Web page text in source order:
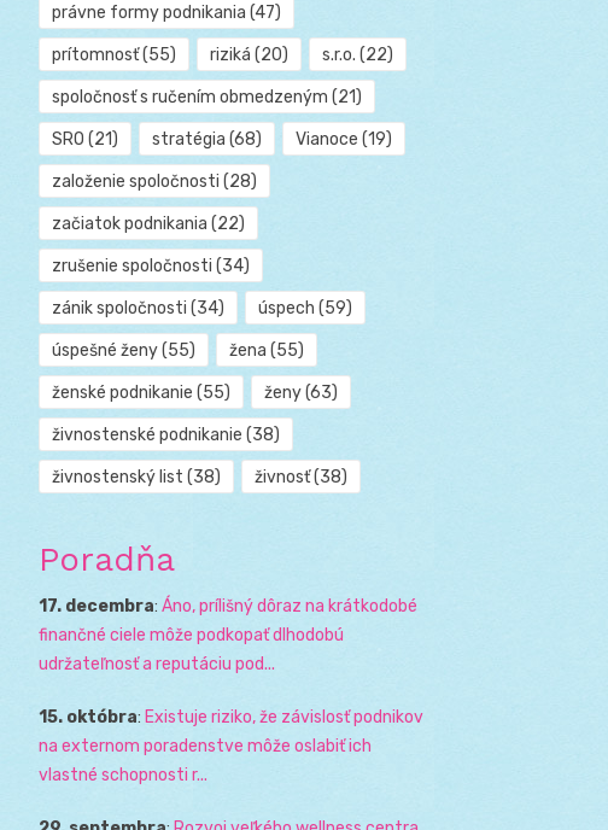
právne formy podnikania (47)
prítomnosť(55) riziká (20) s.r.o. (22)
spoločnosť s ručením obmedzeným (21)
SRO (21) stratégia (68) Vianoce (19)
založenie spoločnosti (28)
začiatok podnikania (22)
zrušenie spoločnosti (34)
zánik spoločnosti (34) úspech (59)
úspešné ženy(55) žena (55)
ženské podnikanie (55) ženy(63)
živnostenské podnikanie (38)
živnostenský list (38) živnosť(38)
Poradňa
17. decembra: Áno, prílišný dôraz na krátkodobé
finančné ciele môže podkopať dlhodobú
udržateľnosť a reputáciu pod...
15. októbra: Existuje riziko, že závislosť podnikov
na externom poradenstve môže oslabiť ich
vlastné schopnosti r...